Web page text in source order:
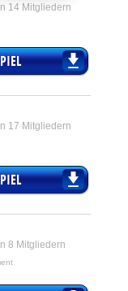
14 Mitgliedern
17 Mitgliedern
8 Mitgliedern